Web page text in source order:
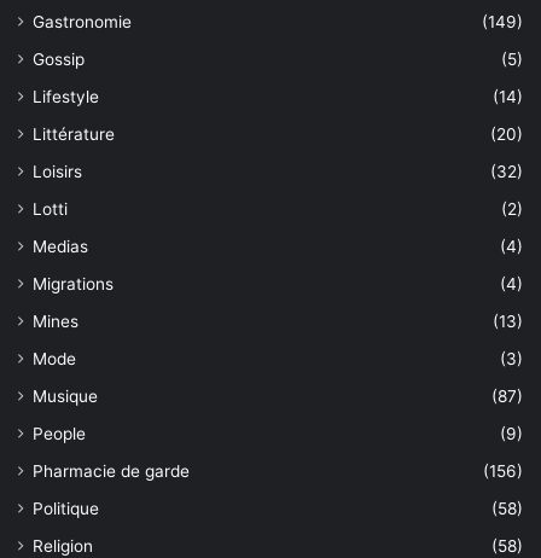
Gastronomie
(149)
Gossip
(5)
Lifestyle
(14)
Littérature
(20)
Loisirs
(32)
Lotti
(2)
Medias
(4)
Migrations
(4)
Mines
(13)
Mode
(3)
Musique
(87)
People
(9)
Pharmacie de garde
(156)
Politique
(58)
Religion
(58)